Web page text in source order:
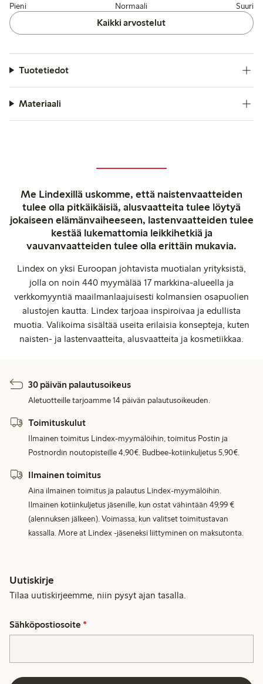
Pieni Normaali Suuri
Kaikki arvostelut
Tuotetiedot
Materiaali
Me Lindexillä uskomme, että naistenvaatteiden
tulee olla pitkäikäisiä, alusvaatteita tulee löytyä
jokaiseen elämänvaiheeseen, lastenvaatteiden tulee
kestää lukemattomia leikkihetkiä ja
vauvanvaatteiden tulee olla erittäin mukavia.
Lindex on yksi Euroopan johtavista muotialan yrityksistä,
jolla on noin 440 myymälää 17 markkina-alueella ja
verkkomyyntiä maailmanlaajuisesti kolmansien osapuolien
alustojen kautta. Lindex tarjoaa inspiroivaa ja edullista
muotia. Valikoima sisältää useita erilaisia konsepteja, kuten
naisten- ja lastenvaatteita, alusvaatteita ja kosmetiikkaa.
30 päivän palautusoikeus
Aletuotteille tarjoamme 14 päivän palautusoikeuden.
Toimituskulut
Ilmainen toimitus Lindex-myymälöihin, toimitus Postin ja
Postnordin noutopisteille 4,90€. Budbee-kotiinkuljetus 5,90€.
Ilmainen toimitus
Aina ilmainen toimitus ja palautus Lindex-myymälöihin.
Ilmainen kotiinkuljetus jäsenille, kun ostat vähintään 49,99 €
(alennuksen jälkeen). Voimassa, kun valitset toimitustavan
kassalla. More at Lindex -jäseneksi liittyminen on maksutonta.
Uutiskirje
Tilaa uutiskirjeemme, niin pysyt ajan tasalla.
Sähköpostiosoite *